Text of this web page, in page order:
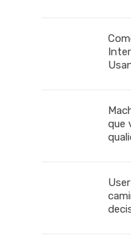
que